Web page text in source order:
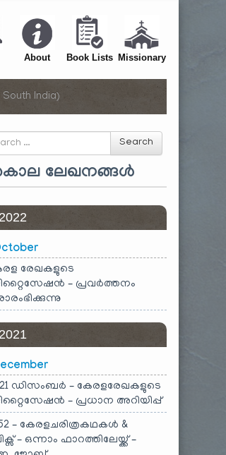
About Book Lists Missionary
India)
Search
ലേഖനങ്ങൾ
രേഖകളുടെ
– പ്രവർത്തനം
ഡിസംബർ – കേരളരേഖകളുടെ
– പ്രധാന അറിയിപ്പ്
– കേരളചരിത്രകഥകൾ &
– ഒന്നാം ഫാറത്തിലേയ്ക്ക് –